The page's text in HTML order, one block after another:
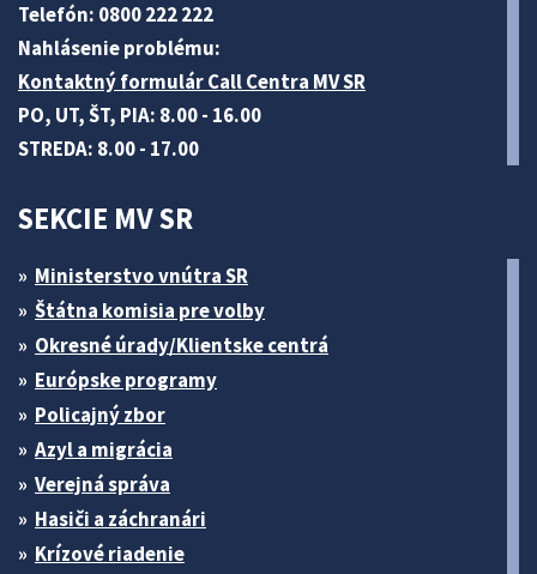
Telefón: 0800 222 222
Nahlásenie problému:
Kontaktný formulár Call Centra MV SR
PO, UT, ŠT, PIA: 8.00 - 16.00
STREDA: 8.00 - 17.00
SEKCIE MV SR
Ministerstvo vnútra SR
Štátna komisia pre volby
Okresné úrady/Klientske centrá
Európske programy
Policajný zbor
Azyl a migrácia
Verejná správa
Hasiči a záchranári
Krízové riadenie